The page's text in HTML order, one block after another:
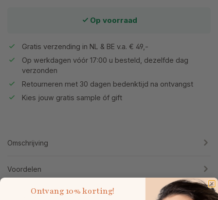
Op voorraad
Gratis verzending in NL & BE v.a. € 49,-
Op werkdagen vóór 17:00 u besteld, dezelfde dag
verzonden
Retourneren met 30 dagen bedenktijd na ontvangst
Kies jouw gratis sample óf gift
Omschrijving
Voordelen
Gebruik & tips
Ontvang 10% korting!